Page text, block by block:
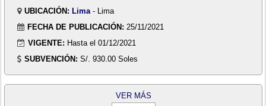
UBICACIÓN: Lima - Lima
FECHA DE PUBLICACIÓN: 25/11/2021
VIGENTE: Hasta el 01/12/2021
SUBVENCIÓN: S/. 930.00 Soles
VER MÁS